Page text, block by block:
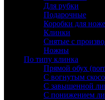
Для рубки
Подарочные
Коробки для
Клинки
Снятые с
Ножны
По типу клинка
Прямой обух
С вогнутым
С завышенной
С понижением